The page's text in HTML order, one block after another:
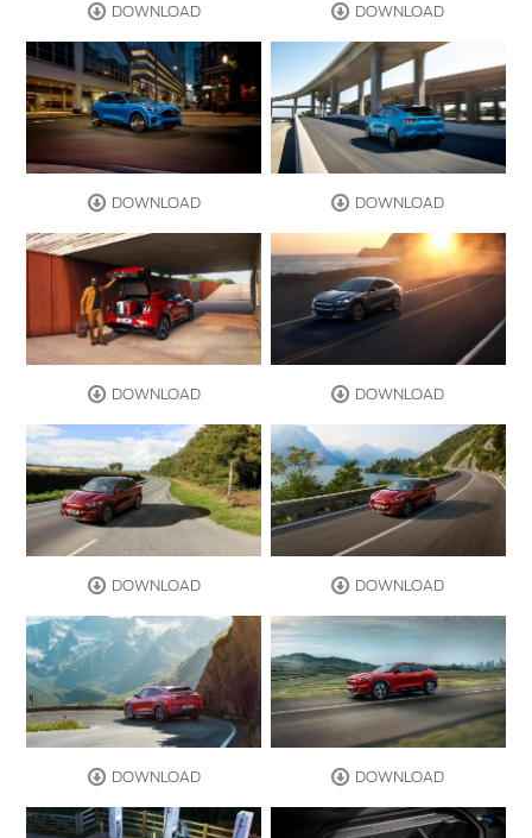
DOWNLOAD DOWNLOAD
DOWNLOAD DOWNLOAD
DOWNLOAD DOWNLOAD
DOWNLOAD DOWNLOAD
DOWNLOAD DOWNLOAD